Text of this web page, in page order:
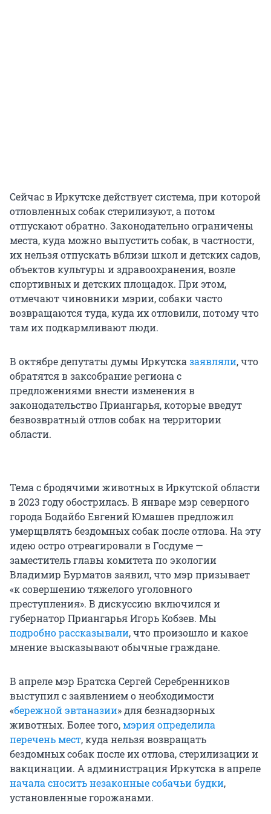
Сейчас в Иркутске действует система, при которой
отловленных собак стерилизуют, а потом
отпускают обратно. Законодательно ограничены
места, куда можно выпустить собак, в частности,
их нельзя отпускать вблизи школ и детских садов,
объектов культуры и здравоохранения, возле
спортивных и детских площадок. При этом,
отмечают чиновники мэрии, собаки часто
возвращаются туда, куда их отловили, потому что
там их подкармливают люди.
В октябре депутаты думы Иркутсказаявляли, что
обратятся в заксобрание региона с
предложениями внести изменения в
законодательство Приангарья, которые введут
безвозвратный отлов собак на территории
области.
Тема с бродячими животных в Иркутской области
в 2023 году обострилась. В январе мэр северного
города Бодайбо Евгений Юмашев предложил
умерщвлять бездомных собак после отлова. На эту
идею остро отреагировали в Госдуме —
заместитель главы комитета по экологии
Владимир Бурматов заявил, что мэр призывает
«к совершению тяжелого уголовного
преступления». В дискуссию включился и
губернатор Приангарья Игорь Кобзев. Мы
подробно рассказывали, что произошло и какое
мнение высказывают обычные граждане.
В апреле мэр Братска Сергей Серебренников
выступил с заявлением о необходимости
«бережной эвтаназии» для безнадзорных
животных. Более того,мэрия определила
перечень мест, куда нельзя возвращать
бездомных собак после их отлова, стерилизации и
вакцинации. А администрация Иркутска в апреле
начала сносить незаконные собачьи будки,
установленные горожанами.